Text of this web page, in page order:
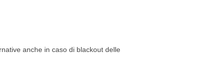
anche in caso di blackout delle